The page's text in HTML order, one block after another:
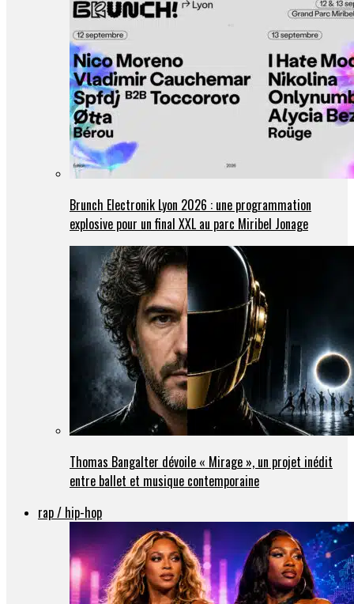
Brunch Electronik Lyon 2026 : une programmation
explosive pour un final XXL au parc Miribel Jonage
Thomas Bangalter dévoile « Mirage », un projet inédit
entre ballet et musique contemporaine
rap / hip-hop